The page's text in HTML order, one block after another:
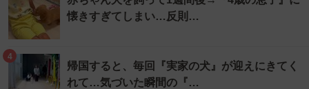
懐きすぎてしまい…反則…
4
帰国すると、毎回『実家の犬』が迎えにきてく
れて…気づいた瞬間の『…